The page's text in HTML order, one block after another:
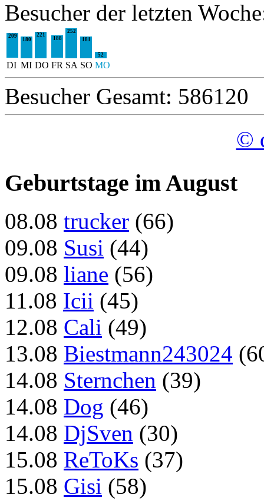
Besucher der letzten
209
180
221
188
252
181
52
DI MI DO FR SA SO MO
Besucher Gesamt: 586120
©
Geburtstage im August
08.08 trucker (66)
09.08 Susi (44)
09.08 liane (56)
11.08 Icii (45)
12.08 Cali (49)
13.08 Biestmann243024
14.08 Sternchen (39)
14.08 Dog (46)
14.08 DjSven (30)
15.08 ReToKs (37)
15.08 Gisi (58)